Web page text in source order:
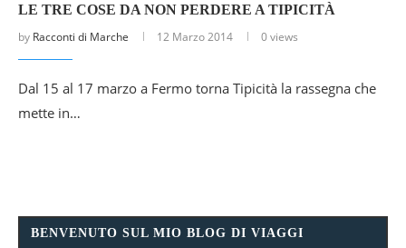
LE TRE COSE DA NON PERDERE A TIPICITÀ
by Racconti di Marche 12 Marzo 2014 0 views
Dal 15 al 17 marzo a Fermo torna Tipicità la rassegna che
mette in…
BENVENUTO SUL MIO BLOG DI VIAGGI